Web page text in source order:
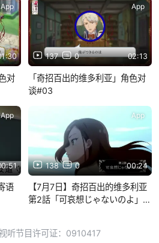
App
对
137 0 02:13
App
「奇招百出的维多利亚」角色对
谈#03
App
语
138 0 00:24
App
【7月7日】奇招百出的维多利亚
第2話「可哀想じゃないのよ」予
听节目许可证：0910417